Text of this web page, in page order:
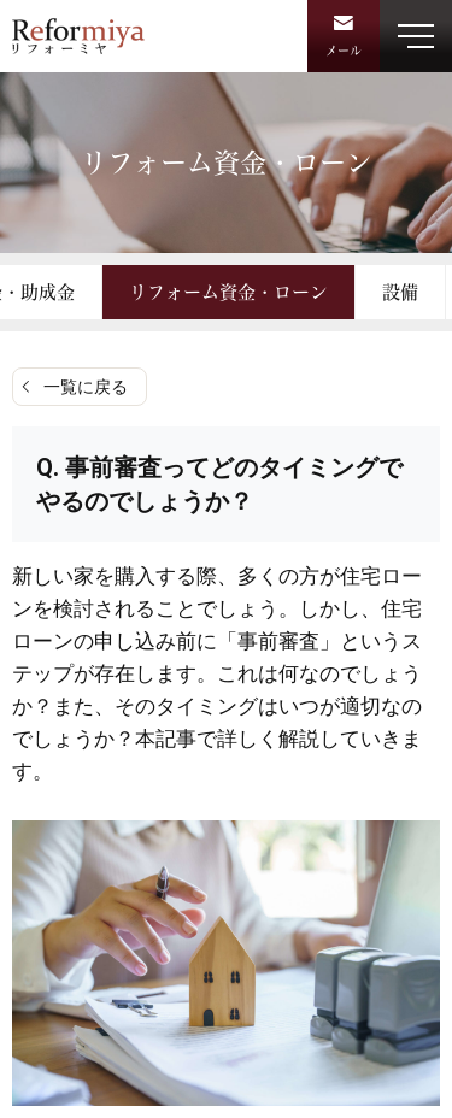
メール
リフォーム資金・ローン
助成金 リフォーム資金・ローン 設備
一覧に戻る
事前審査ってどのタイミングで
やるのでしょうか？
新しい家を購入する際、多くの方が住宅ロー
ンを検討されることでしょう。しかし、住宅
ローンの申し込み前に「事前審査」というス
テップが存在します。これは何なのでしょう
か？また、そのタイミングはいつが適切なの
でしょうか？本記事で詳しく解説していきま
す。